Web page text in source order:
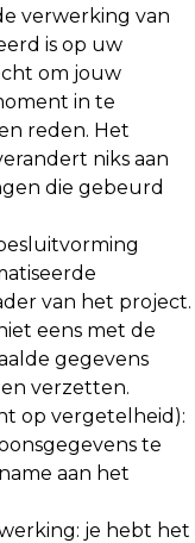
verwerking van
is op uw
om jouw
in te
reden. Het
niks aan
die gebeurd
van het project.
eens met de
gegevens
verzetten.
op vergetelheid):
te
aan het
je hebt het